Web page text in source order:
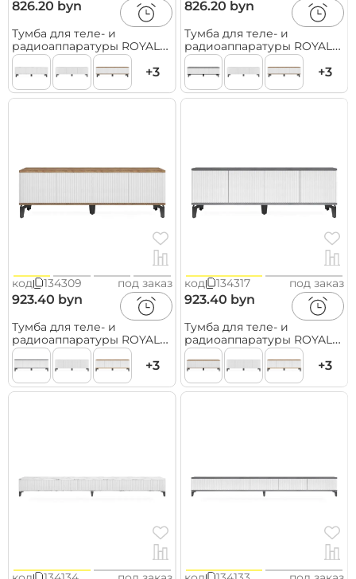
826.20 byn
Тумба для теле- и
радиоаппаратуры ROYAL
5031 эко, Мрамор Неро-
Черный
+3
826.20 byn
Тумба для теле- и
радиоаппаратуры ROYAL
5031 эко, Мрамор Каррара-
Черный
+3
код 134309 под заказ
923.40 byn
Тумба для теле- и
радиоаппаратуры ROYAL
5047 эко, Дуб Веллингтон-
Черный
+3
код 134317 под заказ
923.40 byn
Тумба для теле- и
радиоаппаратуры ROYAL
5047 эко, Металл Бруклин-
Черный
+3